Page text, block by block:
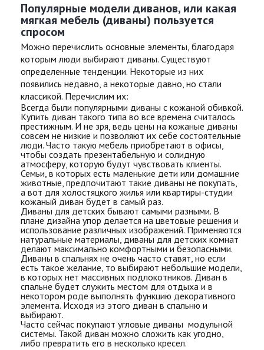
Популярные модели диванов, или какая
мягкая мебель (диваны) пользуется
спросом
Можно перечислить основные элементы, благодаря
которым люди выбирают диваны. Существуют
определенные тенденции. Некоторые из них
появились недавно, а некоторые давно, но стали
классикой. Перечислим их:
Всегда были популярными диваны с кожаной обивкой.
Купить диван такого типа во все времена считалось
престижным. И не зря, ведь цены на кожаные диваны
совсем не низкие и позволяют их себе состоятельные
люди. Часто такую мебель приобретают в офисы,
чтобы создать презентабельную и солидную
атмосферу, которую будут чувствовать клиенты.
Семьи, в которых есть маленькие дети или домашние
животные, предпочитают такие диваны не покупать,
а вот для холостяцкого жилья или квартиры-студии
кожаный диван будет в самый раз.
Диваны для детских бывают самыми разными. В
плане дизайна упор делается на цветовые решения и
использование различных изображений. Применяются
натуральные материалы, диваны для детских комнат
делают максимально комфортными и безопасными.
Диваны в спальнях не очень часто ставят, но если
есть такое желание, то выбирают небольшие модели,
в которых нет массивных подлокотников. Диван в
спальне будет служить местом для отдыха и в
некотором роде выполнять функцию декоративного
элемента. Исходя из этого диван в спальню и
выбирают.
Часто сейчас покупают угловые диваны модульной
системы. Такой диван можно сложить как угодно,
либо превратить его в несколько кресел.